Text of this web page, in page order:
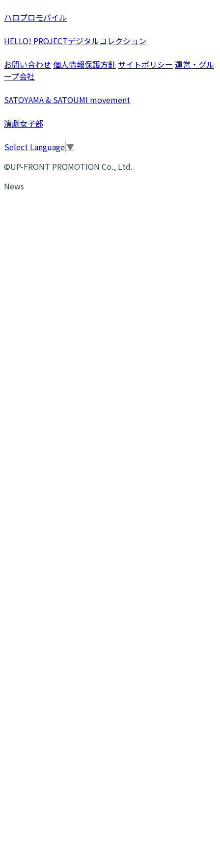
ハロプロモバイル
HELLO! PROJECTデジタルコレクション
お問い合わせ 個人情報保護方針 サイトポリシー 運営・グル
ープ会社
SATOYAMA & SATOUMI movement
演劇女子部
Select Language▼
©UP-FRONT PROMOTION Co., Ltd.
News